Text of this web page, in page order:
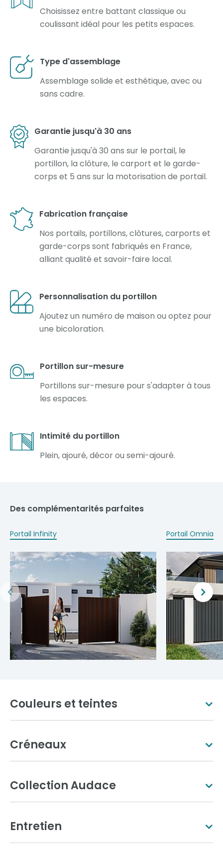
Choisissez entre battant classique ou
coulissant idéal pour les petits espaces.
Type d'assemblage
Assemblage solide et esthétique, avec ou
sans cadre.
Garantie jusqu'à 30 ans
Garantie jusqu'à 30 ans sur le portail, le
portillon, la clôture, le carport et le garde-
corps et 5 ans sur la motorisation de portail.
Fabrication française
Nos portails, portillons, clôtures, carports et
garde-corps sont fabriqués en France,
alliant qualité et savoir-faire local.
Personnalisation du portillon
Ajoutez un numéro de maison ou optez pour
une bicoloration.
Portillon sur-mesure
Portillons sur-mesure pour s'adapter à tous
les espaces.
Intimité du portillon
Plein, ajouré, décor ou semi-ajouré.
Des complémentarités parfaites
Portail Infinity Portail Omnia
Couleurs et teintes
Aluminium gris
Créneaux
Collection Audace
Entretien